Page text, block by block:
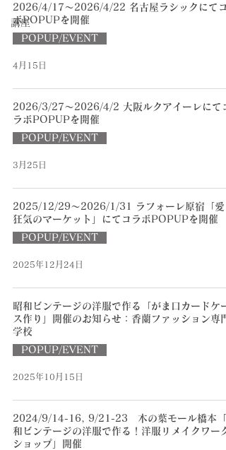
講座
2026/4/17〜2026/4/22 名古屋ラシックにてコ
ボPOPUPを開催
POPUP/EVENT
4月15日
2026/3/27〜2026/4/2 大阪ルクアイーレにてコ
ラボPOPUPを開催
POPUP/EVENT
3月25日
2025/12/29〜2026/1/31 ラフォーレ原宿「愛
狂気のマーケット」にてコラボPOPUPを開催
POPUP/EVENT
2025年12月24日
昭和ビンテージの洋服で作る「がま口カードケー
ス作り」開催のお知らせ：香蘭ファッション専門
学校
POPUP/EVENT
2025年10月15日
2024/9/14-16, 9/21-23 木の葉モール橋本「
和ビンテージの洋服で作る！洋服リメイクワーク
ショップ」開催